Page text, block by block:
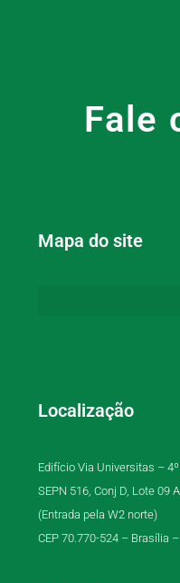
Fale
Mapa do site
Localização
Edifício Via Universitas –
SEPN 516, Conj D, Lote 09
(Entrada pela W2 norte)
CEP 70.770-524 – Brasília